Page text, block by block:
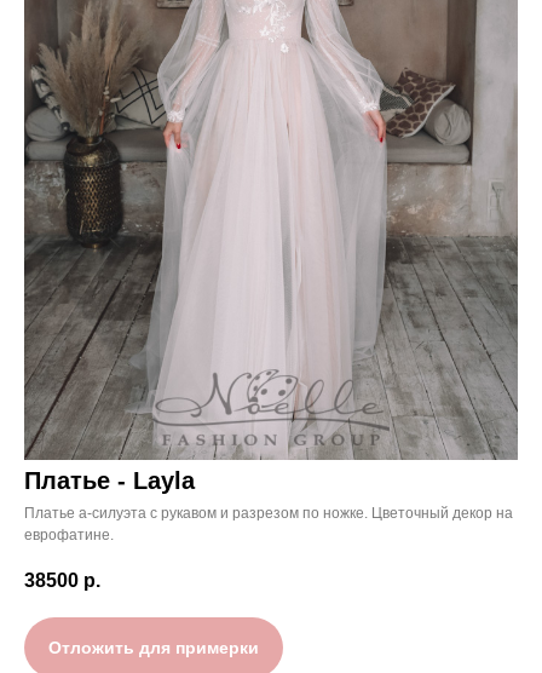
Платье - Layla
Платье а-силуэта с рукавом и разрезом по ножке. Цветочный декор на
еврофатине.
38500 р.
Отложить для примерки